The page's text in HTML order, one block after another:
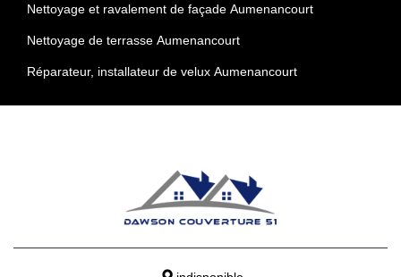
Nettoyage et ravalement de façade Aumenancourt
Nettoyage de terrasse Aumenancourt
Réparateur, installateur de velux Aumenancourt